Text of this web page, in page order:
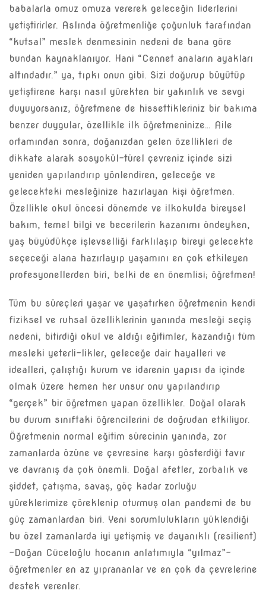
babalarla omuz omuza vererek geleceğin liderlerini
yetiştirirler. Aslında öğretmenliğe çoğunluk tarafından
“kutsal” meslek denmesinin nedeni de bana göre
bundan kaynaklanıyor. Hani “Cennet anaların ayakları
altındadır.” ya, tıpkı onun gibi. Sizi doğurup büyütüp
yetiştirene karşı nasıl yürekten bir yakınlık ve sevgi
duyuyorsanız, öğretmene de hissettikleriniz bir bakıma
benzer duygular, özellikle ilk öğretmeninize… Aile
ortamından sonra, doğanızdan gelen özellikleri de
dikkate alarak sosyokül-türel çevreniz içinde sizi
yeniden yapılandırıp yönlendiren, geleceğe ve
gelecekteki mesleğinize hazırlayan kişi öğretmen.
Özellikle okul öncesi dönemde ve ilkokulda bireysel
bakım, temel bilgi ve becerilerin kazanımı öndeyken,
yaş büyüdükçe işlevselliği farklılaşıp bireyi gelecekte
seçeceği alana hazırlayıp yaşamını en çok etkileyen
profesyonellerden biri, belki de en önemlisi; öğretmen!
Tüm bu süreçleri yaşar ve yaşatırken öğretmenin kendi
fiziksel ve ruhsal özelliklerinin yanında mesleği seçiş
nedeni, bitirdiği okul ve aldığı eğitimler, kazandığı tüm
mesleki yeterli-likler, geleceğe dair hayalleri ve
idealleri, çalıştığı kurum ve idarenin yapısı da içinde
olmak üzere hemen her unsur onu yapılandırıp
“gerçek” bir öğretmen yapan özellikler. Doğal olarak
bu durum sınıftaki öğrencilerini de doğrudan etkiliyor.
Öğretmenin normal eğitim sürecinin yanında, zor
zamanlarda özüne ve çevresine karşı gösterdiği tavır
ve davranış da çok önemli. Doğal afetler, zorbalık ve
şiddet, çatışma, savaş, göç kadar zorluğu
yüreklerimize çöreklenip oturmuş olan pandemi de bu
güç zamanlardan biri. Yeni sorumlulukların yüklendiği
bu özel zamanlarda iyi yetişmiş ve dayanıklı (resilient)
-Doğan Cüceloğlu hocanın anlatımıyla “yılmaz”-
öğretmenler en az yıprananlar ve en çok da çevrelerine
destek verenler.